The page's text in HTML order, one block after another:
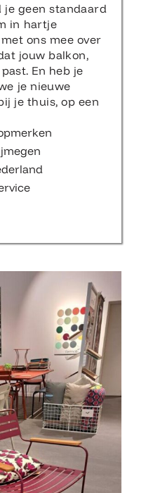
je geen standaard
in hartje
ons mee over
jouw balkon,
En heb je
je nieuwe
je thuis, op een